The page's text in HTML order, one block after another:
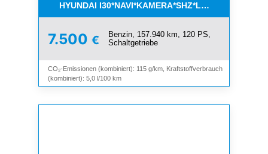
HYUNDAI
7.500 €
Benzin, 157.940 km, 120 PS,
Schaltgetriebe
CO₂-Emissionen (kombiniert): 115 g/km, Kraftstoffverbrauch
(kombiniert): 5,0 l/100 km